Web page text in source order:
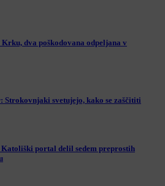
dva poškodovana odpeljana v
Strokovnjaki svetujejo, kako se zaščititi
portal delil sedem preprostih